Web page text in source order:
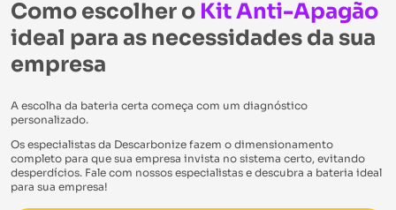
Como escolher o Kit Anti-Apagão
ideal para as necessidades da sua
empresa
A escolha da bateria certa começa com um diagnóstico
personalizado.
Os especialistas da Descarbonize fazem o dimensionamento
completo para que sua empresa invista no sistema certo, evitando
desperdícios. Fale com nossos especialistas e descubra a bateria ideal
para sua empresa!